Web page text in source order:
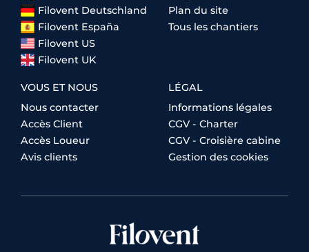
Filovent Deutschland
Filovent España
Filovent US
Filovent UK
Plan du site
Tous les chantiers
VOUS ET NOUS
Nous contacter
Accès Client
Accès Loueur
Avis clients
LÉGAL
Informations légales
CGV - Charter
CGV - Croisière cabine
Gestion des cookies